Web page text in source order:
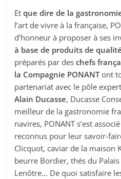
Etque dire de la
l’art de vivre à la française,
d’honneur à proposer à ses
à base de produits de qualité
préparés par deschefs
la Compagnie PONANTont
partenariat avec le pôle
Alain Ducasse, Ducasse
meilleur de la gastronomie
navires, PONANT s’est
reconnus pour leur savoir-
Clicquot, caviar de la maison
beurre Bordier, thés du
Lenôtre… De quoi satisfaire